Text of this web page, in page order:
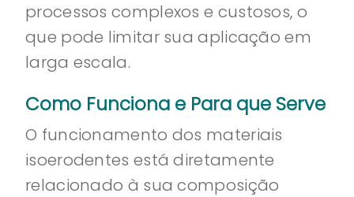
processos complexos e custosos, o
que pode limitar sua aplicação em
larga escala.
Como Funciona e Para que Serve
O funcionamento dos materiais
isoerodentes está diretamente
relacionado à sua composição